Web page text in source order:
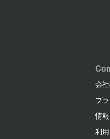
会
プ
情
利